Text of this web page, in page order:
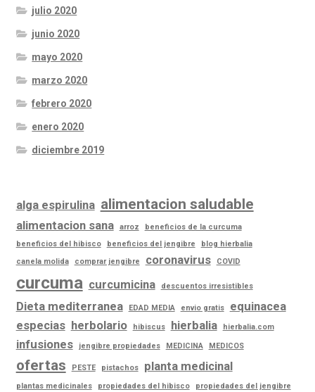
julio 2020
junio 2020
mayo 2020
marzo 2020
febrero 2020
enero 2020
diciembre 2019
alga espirulina alimentacion saludable
alimentacion sana arroz
beneficios de la curcuma
beneficios del hibisco
beneficios del jengibre
blog hierbalia
canela molida
comprar jengibre coronavirus COVID
curcuma curcumicina descuentos irresistibles
Dieta mediterranea EDAD MEDIA envio gratis
equinacea
especias herbolario hibiscus hierbalia hierbalia.com
infusiones jengibre propiedades MEDICINA MEDICOS
ofertas PESTE pistachos planta medicinal
plantas medicinales propiedades del hibisco propiedades del jengibre